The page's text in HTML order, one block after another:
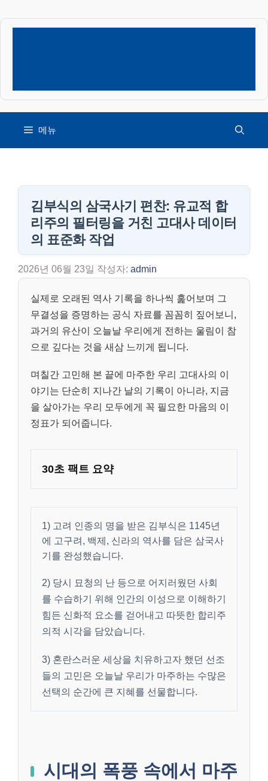
컨
너
뛰
메뉴
김부식의 삼국사기 편찬: 유교적 합
리주의 필터링을 거친 고대사 데이터
의 표준화 작업
2026년 06월 23일 작성자: admin
실제로 오래된 역사 기록을 하나씩 훑어보며 그
무결성을 증명하는 공식 자료를 꼼꼼히 짚어보니,
과거의 유산이 오늘날 우리에게 전하는 울림이 참
으로 깊다는 것을 새삼 느끼게 됩니다.
며칠간 고민해 본 끝에 마주한 우리 고대사의 이
야기는 단순히 지나간 날의 기록이 아니라, 지금
을 살아가는 우리 모두에게 꼭 필요한 마음의 이
정표가 되어줍니다.
30초 팩트 요약
1) 고려 인종의 명을 받은 김부식은 1145년
에 고구려, 백제, 신라의 역사를 담은 삼국사
기를 완성했습니다.
2) 당시 묘청의 난 등으로 어지러웠던 사회
를 수습하기 위해 인간의 이성으로 이해하기
힘든 신화적 요소를 걷어내고 따뜻한 합리주
의적 시각을 담았습니다.
3) 혼란스러운 세상을 치유하고자 했던 선조
들의 고민은 오늘날 우리가 마주하는 수많은
선택의 순간에 큰 지혜를 선물합니다.
시대의 폭풍 속에서 마주